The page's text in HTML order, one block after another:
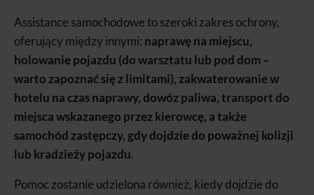
Assistance samochodowe to szeroki zakres ochrony,
oferujący między innymi: naprawę na miejscu,
holowanie pojazdu (do warsztatu lub pod dom –
warto zapoznać się z limitami), zakwaterowanie w
hotelu na czas naprawy, dowóz paliwa, transport do
miejsca wskazanego przez kierowcę, a także
samochód zastępczy, gdy dojdzie do poważnej kolizji
lub kradzieży pojazdu.
Pomoc zostanie udzielona również, kiedy dojdzie do